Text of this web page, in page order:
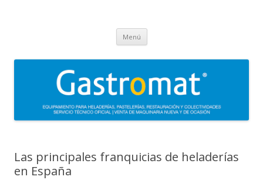
de maquinaria para heladerías, pastelerías, restauración y
Menú Saltar
contenido
Las principales franquicias de heladerías
en España